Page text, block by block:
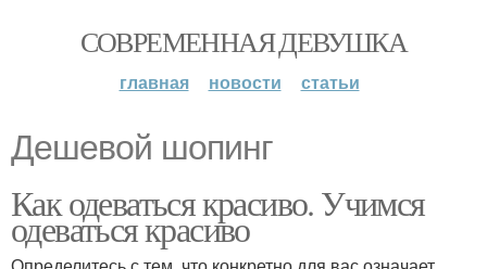
СОВРЕМЕННАЯ ДЕВУШКА
главная новости статьи
Дешевой шопинг
Как одеваться красиво. Учимся
одеваться красиво